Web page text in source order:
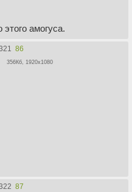
амогуса.
86
356Кб, 1920x1080
87